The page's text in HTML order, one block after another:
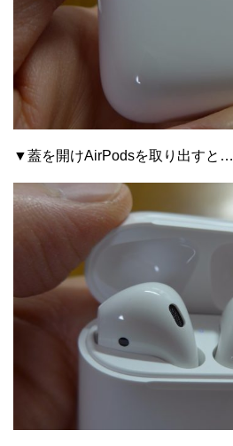
▼蓋を開けAirPodsを取り出すと…